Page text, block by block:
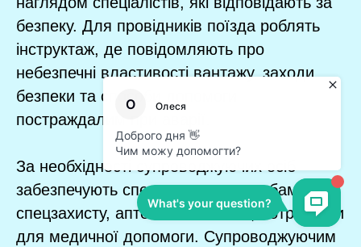
безпеку. Для провідників поїзда роблять
інструктаж, де повідомляють про
небезпечні властивості вантажу, заходи
безпеки та способи допомоги
постраждалим при аварії.
За необхідності супроводжуючих осіб
забезпечують спецодягом та засобами
спецзахисту, аптечкою з ліками, потрібними
для медичної допомоги. Супроводжуючим